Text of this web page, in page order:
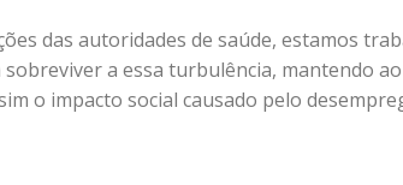
das autoridades de saúde, estamos
a essa turbulência, mantendo
o impacto social causado pelo